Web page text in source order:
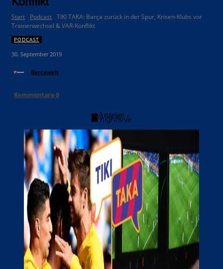
Start Podcast TIKI TAKA: Barça zurück in der Spur, Krisen-Klubs vor
Trainerwechsel & VAR-Konflikt
PODCAST
30. September 2019
Barçawelt
Kommentare0
- Anzeige -